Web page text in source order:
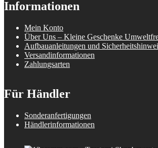
Informationen
Mein Konto
Über Uns – Kleine Geschenke
Aufbauanleitungen und
Versandinformationen
Zahlungsarten
Für Händler
Sonderanfertigungen
Händlerinformationen